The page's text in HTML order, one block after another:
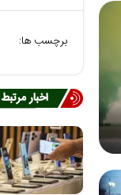
برچسب ها:
اخبار مرتبط